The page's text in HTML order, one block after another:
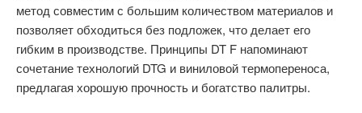
метод совместим с большим количеством материалов и
позволяет обходиться без подложек, что делает его
гибким в производстве. Принципы DT F напоминают
сочетание технологий DTG и виниловой термопереноса,
предлагая хорошую прочность и богатство палитры.